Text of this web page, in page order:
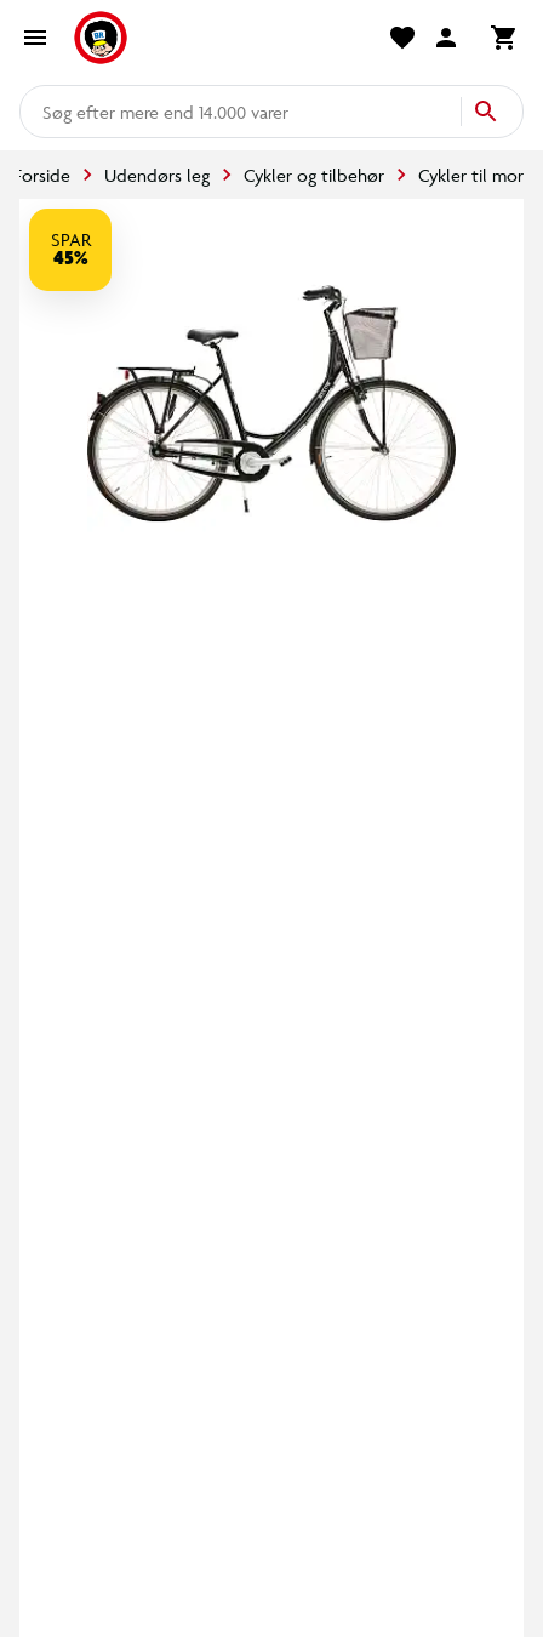
mere end 14.000 varer
Forside Udendørs leg Cykler og tilbehør Cykler til mor
SPAR
45%